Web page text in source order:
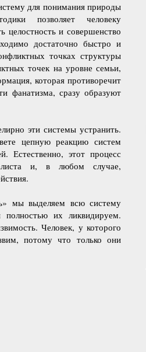
для понимания природы
позволяет человеку
целостность и совершенство
достаточно быстро и
точках структуры
точек на уровне семьи,
которая противоречит
фанатизма, сразу образуют
эти системы устранить.
цепную реакцию систем
Естественно, этот процесс
и, в любом случае,
мы выделяем всю систему
их ликвидируем.
Человек, у которого
потому что только они